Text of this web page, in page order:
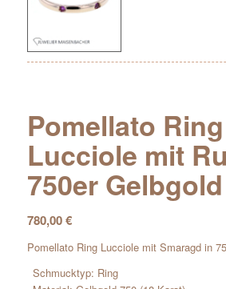
Pomellato Ring
Lucciole mit
750er Gelbgold
780,00€
Pomellato Ring Lucciole mit Smaragd in
Schmucktyp: Ring